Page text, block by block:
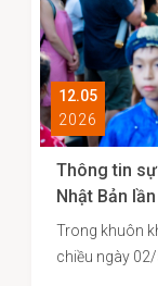
12.05
2026
Thông tin
Nhật Bản
Trong khuôn
chiều ngày